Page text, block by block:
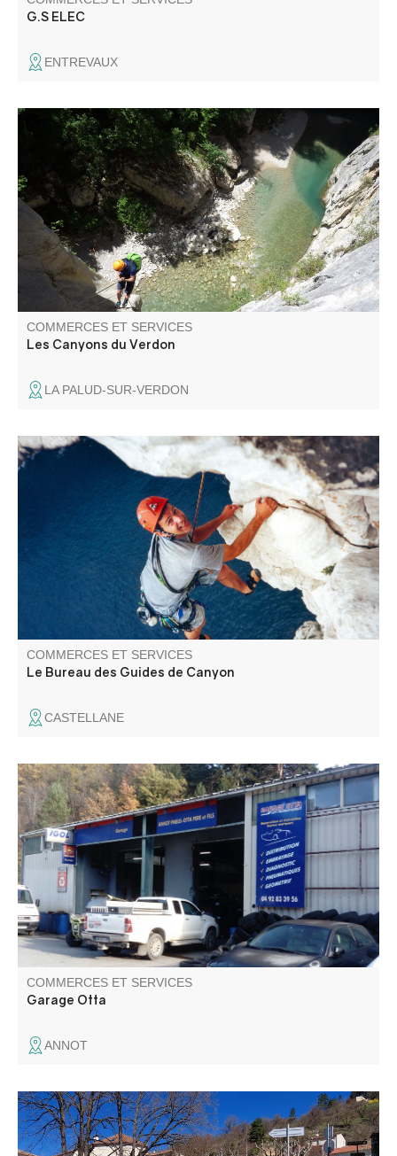
G.S ELEC
ENTREVAUX
Partez à la découverte des Gorges du Verdon en
canyoning, escalade ou via cordata en toute sécurité !
Notre guide Mathieu Faneau connaît les spots les plus
remarquables de la région et vous accompagne tout au
long de vos parcours...
COMMERCES ET SERVICES
Les Canyons du Verdon
LA PALUD-SUR-VERDON
Spécialistes du canyoning, le bureau des guides de
canyon vous propose de découvrir la région au travers
d'activités de via ferrata, d'escalade dans un cadre
exceptionnel. Encadrés de guides locaux, nous choisirons
les descentes en meilleures conditions.
COMMERCES ET SERVICES
Le Bureau des Guides de Canyon
CASTELLANE
Mécanique, carrosserie, peinture, réparations toutes
marques.
COMMERCES ET SERVICES
Garage Otta
ANNOT
Le réseau compte des bornes de recharge accélérées et
rapides. Les bornes sont accessibles avec ou sans